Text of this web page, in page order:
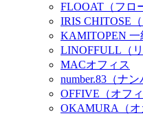
FLOOAT（フロ
IRIS CHITOSE
KAMITOPEN
LINOFFULL（リ
MACオフィス
number.83（ナン
OFFIVE（オフィ
OKAMURA（オ